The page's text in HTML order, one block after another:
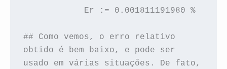
            Er := 0.001811191980 %
## Como vemos, o erro relativo
obtido é bem baixo, e pode ser
usado em várias situações. De fato,